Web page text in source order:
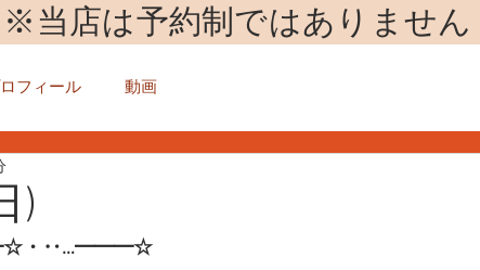
​※当店は予約制ではありません
フィール 動画
)
・‥…━━━☆